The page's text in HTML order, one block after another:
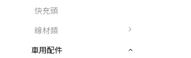
快充頭
線材類
車用配件